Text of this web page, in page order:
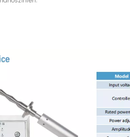
a varróiparban elsősorban az ultrahang